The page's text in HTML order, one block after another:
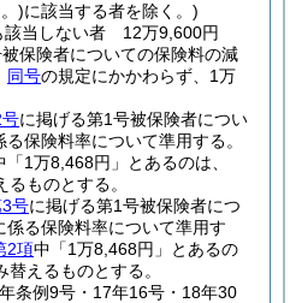
)に該当する者を除く。)
該当しない者 12万9,600円
保険者についての保険料の減
同号の規定にかかわらず、1万
に掲げる第1号被保険者につい
保険料率について準用する。
「1万8,468円」とあるのは、
るものとする。
号に掲げる第1号被保険者につ
る保険料率について準用す
2項中「1万8,468円」とあるの
えるものとする。
条例9号・17年16号・18年30